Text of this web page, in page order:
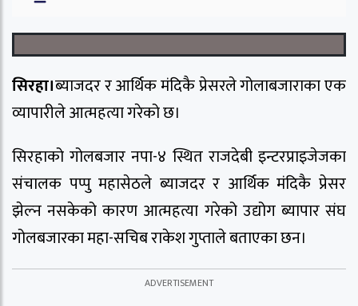
सिरहा।ब्याजदर र आर्थिक मंदिकै प्रेसरले गोलाबजाराका एक
व्यापारीले आत्महत्या गरेको छ।
सिरहाको गोलबजार नपा-४ स्थित राजदेबी इन्टरप्राइजेजका
संचालक पप्पु महासेठले ब्याजदर र आर्थिक मंदिकै प्रेसर
झेल्न नसकेको कारण आत्महत्या गरेको उद्योग ब्यापार संघ
गोलबजारका महा-सचिब राकेश गुप्ताले बताएका छन।